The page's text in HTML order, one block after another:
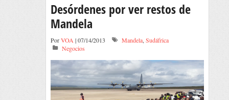
Desórdenes por ver restos de
Mandela
PorVOA | 07/14/2013 Mandela, Sudáfrica
Negocios